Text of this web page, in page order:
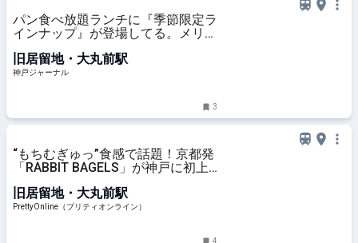
パン食べ放題ランチに『季節限定ラ
インナップ』が登場してる。メリケ
ャーナル
旧居留地・大丸前駅
神戸ジャーナル
3
“もちむぎゅっ”食感で話題！京都発
「RABBIT BAGELS」が神戸に初上
旧居留地・大丸前駅
PrettyOnline（プリティオンライン）
4